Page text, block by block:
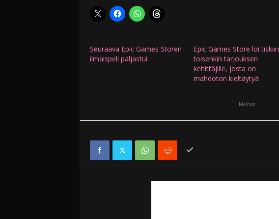
Seuraava Epic Games Storen
ilmaispeli paljastui
Epic Games Store löi tiskiin
toisenkin tarjouksen
kehittäjille, josta on
mahdoton kieltäytyä
Mainos